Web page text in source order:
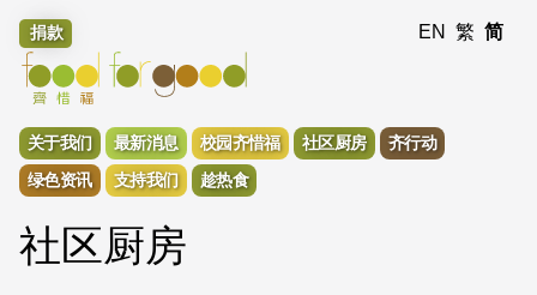
捐款 EN 繁 简
关于我们 最新消息 校园齐惜福 社区厨房
齐行动
绿色资讯
支持我们 趁热食
社区厨房